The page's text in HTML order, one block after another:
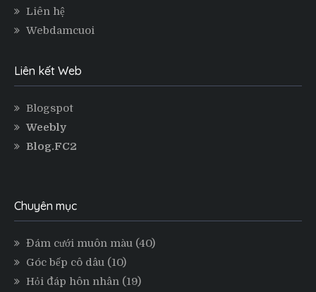
Liên hệ
Webdamcuoi
Liên kết Web
Blogspot
Weebly
Blog.FC2
Chuyên mục
Đám cưới muôn màu (40)
Góc bếp cô dâu (10)
Hỏi đáp hôn nhân (19)